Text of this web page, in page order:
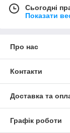
Сьогодні
Показати
Про нас
Контакти
Доставка та
Графік роботи